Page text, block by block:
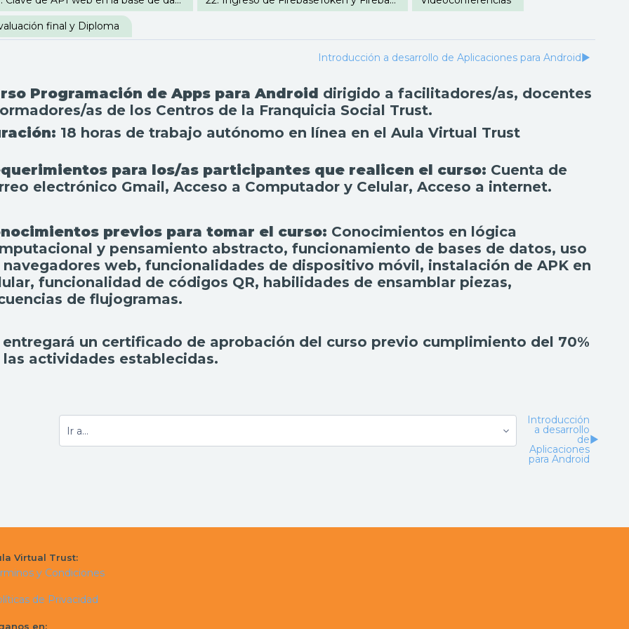
final y Diploma
▶︎
Introducción a desarrollo de Aplicaciones para Android
Programación de Apps para Android dirigido a facilitadores/as, docentes
as de los Centros de la Franquicia Social Trust.
18 horas de trabajo autónomo en línea en el Aula Virtual Trust
para los/as participantes que realicen el curso: Cuenta de
electrónico Gmail, Acceso a Computador y Celular, Acceso a internet.
previos para tomar el curso: Conocimientos en lógica
y pensamiento abstracto, funcionamiento de bases de datos, uso
navegadores web, funcionalidades de dispositivo móvil, instalación de APK en
funcionalidad de códigos QR, habilidades de ensamblar piezas,
de flujogramas.
entregará un certificado de aprobación del curso previo cumplimiento del 70%
las actividades establecidas.
▶︎
Introducción
a desarrollo
de
Aplicaciones
para Android
Virtual Trust:
y Condiciones
de Privacidad
en: